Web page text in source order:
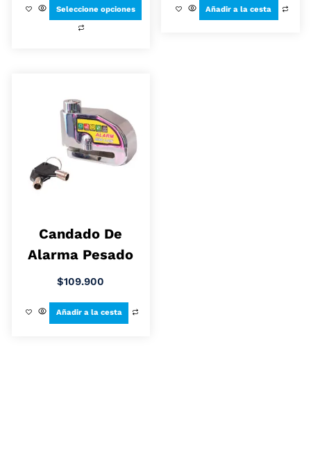
Seleccione opciones Añadir a la cesta
Candado De
Alarma Pesado
$109.900
Añadir a la cesta